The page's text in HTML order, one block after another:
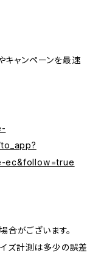
キャンペーンを最速
ec&follow=true
合がございます。
ズ計測は多少の誤差